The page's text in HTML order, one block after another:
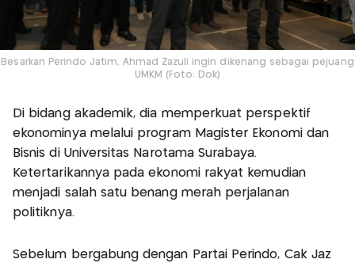
Besarkan Perindo Jatim, Ahmad Zazuli ingin dikenang sebagai pejuang
UMKM (Foto: Dok)
Di bidang akademik, dia memperkuat perspektif
ekonominya melalui program Magister Ekonomi dan
Bisnis di Universitas Narotama Surabaya.
Ketertarikannya pada ekonomi rakyat kemudian
menjadi salah satu benang merah perjalanan
politiknya.
Sebelum bergabung dengan Partai Perindo, Cak Jaz